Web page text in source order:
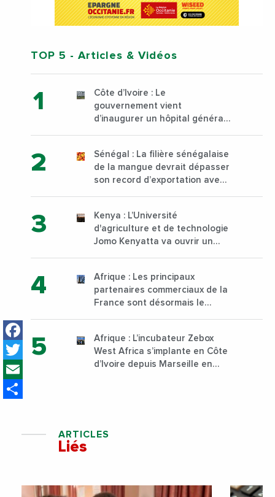
Facebook
Twitter
TOP 5 - Articles & Vidéos
Côte d’Ivoire : Le
gouvernement vient
d’inaugurer un hôpital général
Sénégal : La filière sénégalaise
de la mangue devrait dépasser
son record d’exportation avec
Kenya : L’Université
d'agriculture et de technologie
Jomo Kenyatta va ouvrir un
sur son campus de Karen à
Nairobi dès janvier 2023
Afrique : Les principaux
partenaires commerciaux de la
France sont désormais le
Afrique : L’incubateur Zebox
West Africa s’implante en Côte
d’Ivoire depuis Marseille en
ARTICLES
Liés